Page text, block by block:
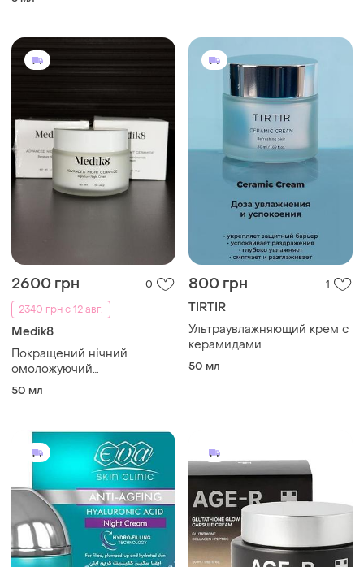
2600 грн
0
2340 грн с 12 авг.
Medik8
Покращений нічний
омоложуючий
відновлюючий зволожуючий
50 мл
800 грн 1
TIRTIR
Ультраувлажняющий крем с
керамидами
50 мл